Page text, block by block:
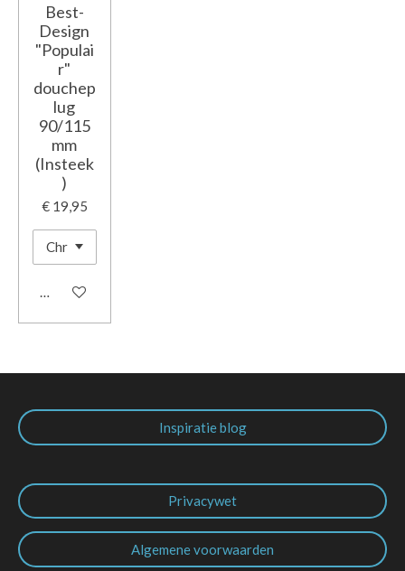
Best-
Design
"Populai
r"
douchep
lug
90/115
mm
(Insteek
)
€ 19,95
In winkelwagen
Inspiratie blog
Privacywet
Algemene voorwaarden